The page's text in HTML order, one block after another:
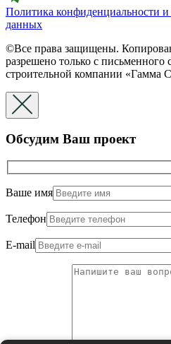
Политика конфиденциальности
данных
©Все права защищены.
разрешено только с письменного
строительной компании «Гамма
Обсудим Ваш проект
Ваше имя
Телефон
E-mail